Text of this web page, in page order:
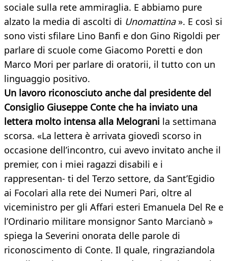
sociale sulla rete ammiraglia. E abbiamo pure
alzato la media di ascolti di Unomattina». E così si
sono visti sfilare Lino Banfi e don Gino Rigoldi per
parlare di scuole come Giacomo Poretti e don
Marco Mori per parlare di oratorii, il tutto con un
linguaggio positivo.
Un lavoro riconosciuto anche dal presidente del
Consiglio Giuseppe Conte che ha inviato una
lettera molto intensa alla Melograni la settimana
scorsa. «La lettera è arrivata giovedì scorso in
occasione dell’incontro, cui avevo invitato anche il
premier, con i miei ragazzi disabili e i
rappresentan- ti del Terzo settore, da Sant’Egidio
ai Focolari alla rete dei Numeri Pari, oltre al
viceministro per gli Affari esteri Emanuela Del Re e
l’Ordinario militare monsignor Santo Marcianò »
spiega la Severini onorata delle parole di
riconoscimento di Conte. Il quale, ringraziandola